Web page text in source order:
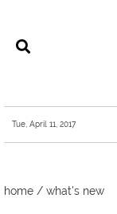
Tue, April 11, 2017
home / what's new